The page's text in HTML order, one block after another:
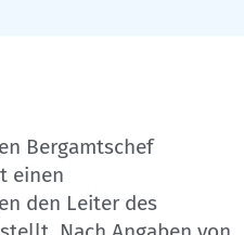
Bergamtschef
einen
den Leiter des